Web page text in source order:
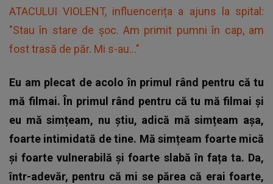
ATACULUI VIOLENT, influencerița a ajuns la spital:
"Stau în stare de șoc. Am primit pumni în cap, am
fost trasă de păr. Mi s-au..."
Eu am plecat de acolo în primul rând pentru că tu
mă filmai. În primul rând pentru că tu mă filmai și
eu mă simțeam, nu știu, adică mă simțeam așa,
foarte intimidată de tine. Mă simțeam foarte mică
și foarte vulnerabilă și foarte slabă în fața ta. Da,
într-adevăr, pentru că mi se părea că erai foarte,